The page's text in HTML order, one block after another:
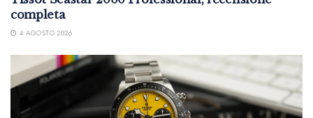
completa
4 AGOSTO 2026